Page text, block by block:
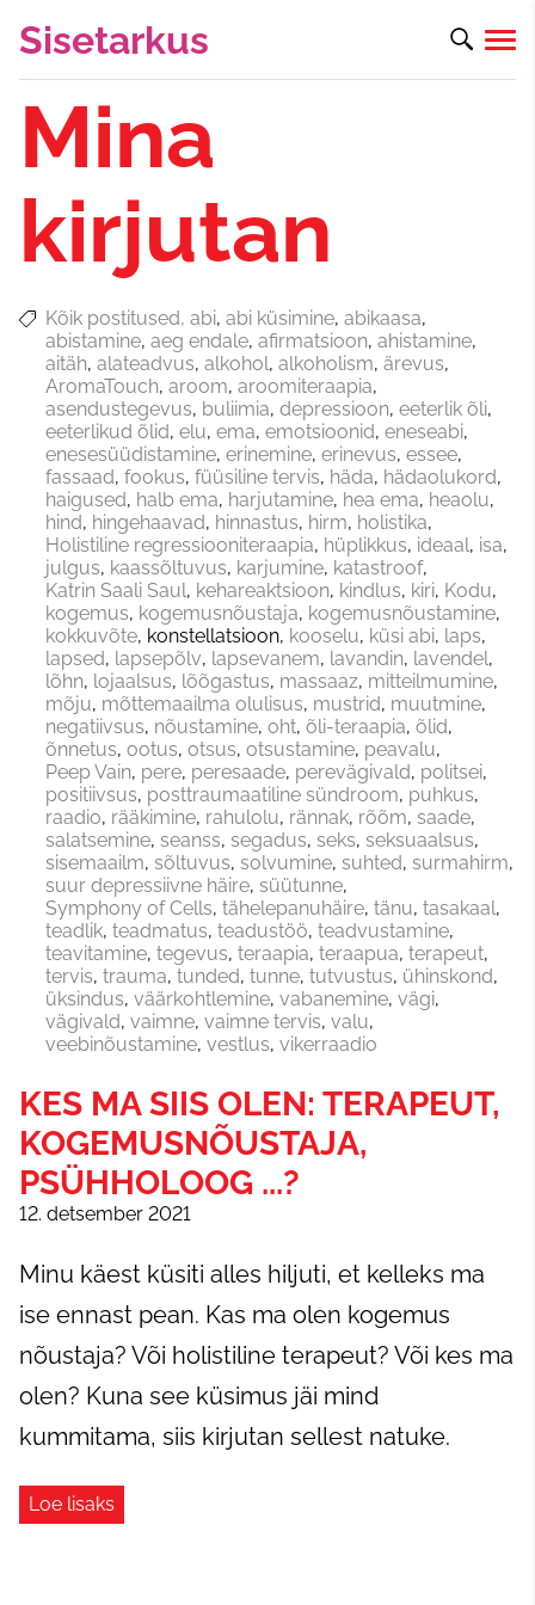
Sisetarkus
Mina
kirjutan
Kõik postitused abi abi küsimine abikaasa
abistamine aeg endale afirmatsioon ahistamine
aitäh alateadvus alkohol alkoholism ärevus
AromaTouch aroom aroomiteraapia
asendustegevus buliimia depressioon eeterlik õli
eeterlikud õlid elu ema emotsioonid eneseabi
enesesüüdistamine erinemine erinevus essee
fassaad fookus füüsiline tervis häda hädaolukord
haigused halb ema harjutamine hea ema heaolu
hind hingehaavad hinnastus hirm holistika
Holistiline regressiooniteraapia hüplikkus ideaal isa
julgus kaassõltuvus karjumine katastroof
Katrin Saali Saul kehareaktsioon kindlus kiri Kodu
kogemus kogemusnõustaja kogemusnõustamine
kokkuvõte konstellatsioon kooselu küsi abi laps
lapsed lapsepõlv lapsevanem lavandin lavendel
lõhn lojaalsus lõõgastus massaaz mitteilmumine
mõju mõttemaailma olulisus mustrid muutmine
negatiivsus nõustamine oht õli-teraapia õlid
õnnetus ootus otsus otsustamine peavalu
Peep Vain pere peresaade perevägivald politsei
positiivsus posttraumaatiline sündroom puhkus
raadio rääkimine rahulolu rännak rõõm saade
salatsemine seanss segadus seks seksuaalsus
sisemaailm sõltuvus solvumine suhted surmahirm
suur depressiivne häire süütunne
Symphony of Cells tähelepanuhäire tänu tasakaal
teadlik teadmatus teadustöö teadvustamine
teavitamine tegevus teraapia teraapua terapeut
tervis trauma tunded tunne tutvustus ühinskond
üksindus väärkohtlemine vabanemine vägi
vägivald vaimne vaimne tervis valu
veebinõustamine vestlus vikerraadio
KES MA SIIS OLEN: TERAPEUT,
KOGEMUSNÕUSTAJA,
PSÜHHOLOOG ...?
12. detsember 2021
Minu käest küsiti alles hiljuti, et kelleks ma
ise ennast pean. Kas ma olen kogemus
nõustaja? Või holistiline terapeut? Või kes ma
olen? Kuna see küsimus jäi mind
kummitama, siis kirjutan sellest natuke.
Loe lisaks